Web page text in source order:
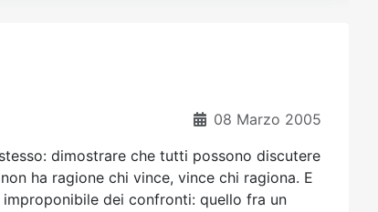
08 Marzo 2005
dimostrare che tutti possono discutere
ha ragione chi vince, vince chi ragiona. E
dei confronti: quello fra un